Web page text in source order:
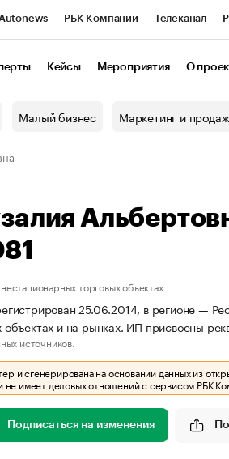
РБК Компании Телеканал
Кейсы Мероприятия О
Малый бизнес Маркетинг и
торговых объектах
25.06.2014, в регионе —
объектах и на рынках. ИП присвоены
источников.
и сгенерирована на основании данных из
не имеет деловых отношений с сервисом РБК
Подписаться на изменения